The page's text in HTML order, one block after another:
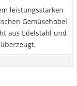
leistungsstarken
Gemüsehobel
aus Edelstahl und